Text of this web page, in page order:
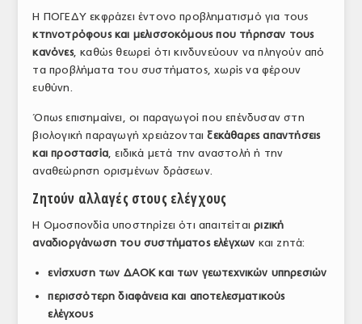
Η ΠΟΓΕΔΥ εκφράζει έντονο προβληματισμό για τους
κτηνοτρόφους και μελισσοκόμους που τήρησαν τους
κανόνες, καθώς θεωρεί ότι κινδυνεύουν να πληγούν από
τα προβλήματα του συστήματος, χωρίς να φέρουν
ευθύνη.
Όπως επισημαίνει, οι παραγωγοί που επένδυσαν στη
βιολογική παραγωγή χρειάζονταιξεκάθαρες απαντήσεις
και προστασία, ειδικά μετά την αναστολή ή την
αναθεώρηση ορισμένων δράσεων.
Ζητούν αλλαγές στους ελέγχους
Η Ομοσπονδία υποστηρίζει ότι απαιτείταιριζική
αναδιοργάνωση του συστήματος ελέγχων και ζητά:
ενίσχυση των ΔΑΟΚ και των γεωτεχνικών υπηρεσιών
περισσότερη διαφάνεια και αποτελεσματικούς
ελέγχους